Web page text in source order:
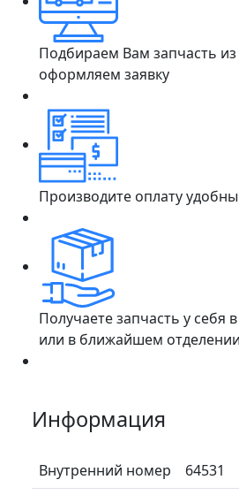
Подбираем Вам запчасть
оформляем заявку
Производите оплату
Получаете запчасть у себя
или в ближайшем
Информация
Внутренний номер
64531